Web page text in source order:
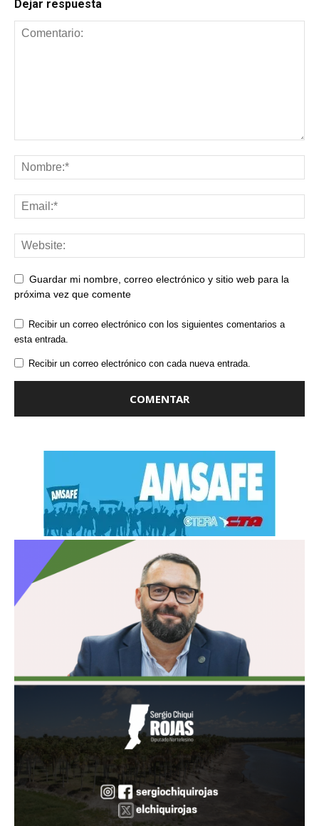
Dejar respuesta
Guardar mi nombre, correo electrónico y sitio web para la
próxima vez que comente
Recibir un correo electrónico con los siguientes comentarios a
esta entrada.
Recibir un correo electrónico con cada nueva entrada.